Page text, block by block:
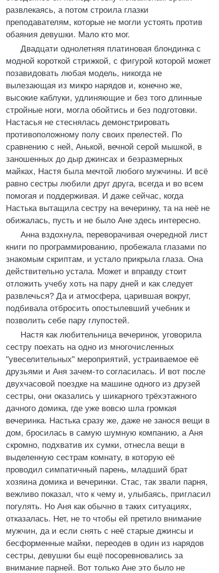
развлекаясь, а потом строила глазки
преподавателям, которые не могли устоять против
обаяния девушки. Мало кто мог.
Двадцати однолетняя платиновая блондинка с
модной короткой стрижкой, с фигурой которой может
позавидовать любая модель, никогда не
вылезающая из микро нарядов и, конечно же,
высокие каблуки, удлиняющие и без того длинные
стройные ноги, могла обойтись и без подготовки.
Настасья не стеснялась демонстрировать
противоположному полу своих прелестей. По
сравнению с ней, Анькой, вечной серой мышкой, в
заношенных до дыр джинсах и безразмерных
майках, Настя была мечтой любого мужчины. И всё
равно сестры любили друг друга, всегда и во всем
помогая и поддерживая. И даже сейчас, когда
Настька вытащила сестру на вечеринку, та на неё не
обижалась, пусть и не было Ане здесь интересно.
Анна вздохнула, переворачивая очередной лист
книги по программированию, пробежала глазами по
знакомым скриптам, и устало прикрыла глаза. Она
действительно устала. Может и вправду стоит
отложить учебу хоть на пару дней и как следует
развлечься? Да и атмосфера, царившая вокруг,
подбивала отбросить опостылевший учебник и
позволить себе пару глупостей.
Настя как любительница вечеринок, уговорила
сестру поехать на одно из многочисленных
"увеселительных" мероприятий, устраиваемое её
друзьями и Аня зачем-то согласилась. И вот после
двухчасовой поездке на машине одного из друзей
сестры, они оказались у шикарного трёхэтажного
дачного домика, где уже вовсю шла громкая
вечеринка. Настька сразу же, даже не занося вещи в
дом, бросилась в самую шумную компанию, а Аня
скромно, подхватив их сумки, отнесла вещи в
выделенную сестрам комнату, в которую её
проводил симпатичный парень, младший брат
хозяина домика и вечеринки. Стас, так звали парня,
вежливо показал, что к чему и, улыбаясь, пригласил
погулять. Но Аня как обычно в таких ситуациях,
отказалась. Нет, не то чтобы ей претило внимание
мужчин, да и если снять с неё старые джинсы и
бесформенные майки, переодев в один из нарядов
сестры, девушки бы ещё посоревновались за
внимание парней. Вот только Ане это было не